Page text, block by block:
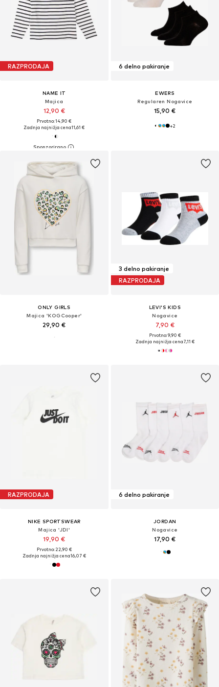
RAZPRODAJA
NAME IT
Majica
12,90 €
Prvotno: 14,90 €
Zadnja najnižja cena11,61 €
6 delno pakiranje
EWERS
Regularen Nogavice
15,90 €
+2
ONLY GIRLS
Majica 'KOGCooper'
29,90 €
3 delno pakiranje
RAZPRODAJA
LEVI'S KIDS
Nogavice
7,90 €
Prvotno: 9,90 €
Zadnja najnižja cena7,11 €
RAZPRODAJA
NIKE SPORTSWEAR
Majica 'JDI'
19,90 €
Prvotno: 22,90 €
Zadnja najnižja cena16,07 €
6 delno pakiranje
JORDAN
Nogavice
17,90 €